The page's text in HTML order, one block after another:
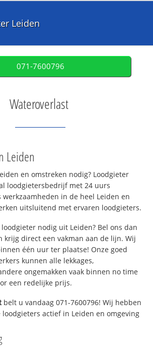
Leiden
071-7600796
Wateroverlast
Leiden
en omstreken nodig? Loodgieter
loodgietersbedrijf met 24 uurs
werkzaamheden in de heel Leiden en
uitsluitend met ervaren loodgieters.
nodig uit Leiden? Bel ons dan
krijg direct een vakman aan de lijn. Wij
één uur ter plaatse! Onze goed
kunnen alle lekkages,
ongemakken vaak binnen no time
een redelijke prijs.
belt u vandaag 071-7600796! Wij hebben
actief in Leiden en omgeving